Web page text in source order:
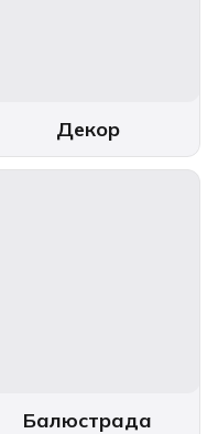
Декор
Балюстрада